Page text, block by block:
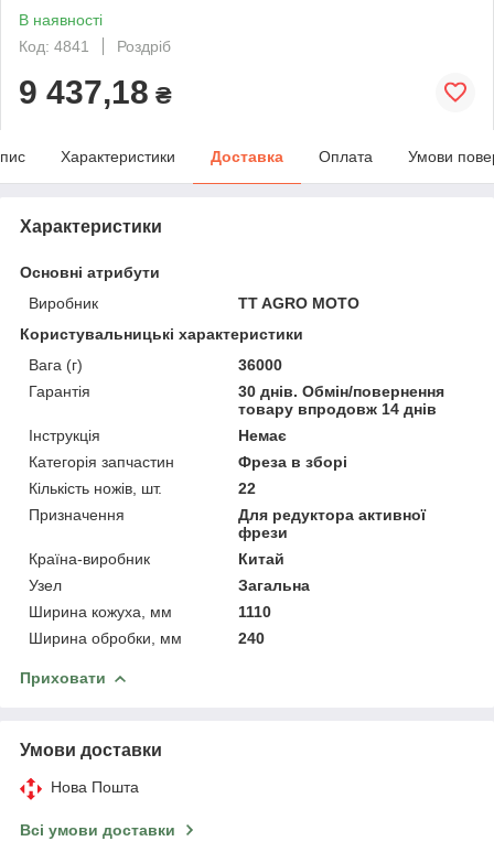
В наявності
Код: 4841
Роздріб
9 437,18 ₴
Характеристики Доставка Оплата Умови
Характеристики
Основні атрибути
Виробник
TT AGRO MOTO
Користувальницькі характеристики
Вага (г)
36000
Гарантія
30 днів. Обмін/повернення
товару впродовж 14 днів
Інструкція
Немає
Категорія запчастин
Фреза в зборі
Кількість ножів, шт.
22
Призначення
Для редуктора активної
фрези
Країна-виробник
Китай
Узел
Загальна
Ширина кожуха, мм
1110
Ширина обробки, мм
240
Приховати
Умови доставки
Нова Пошта
Всі умови доставки